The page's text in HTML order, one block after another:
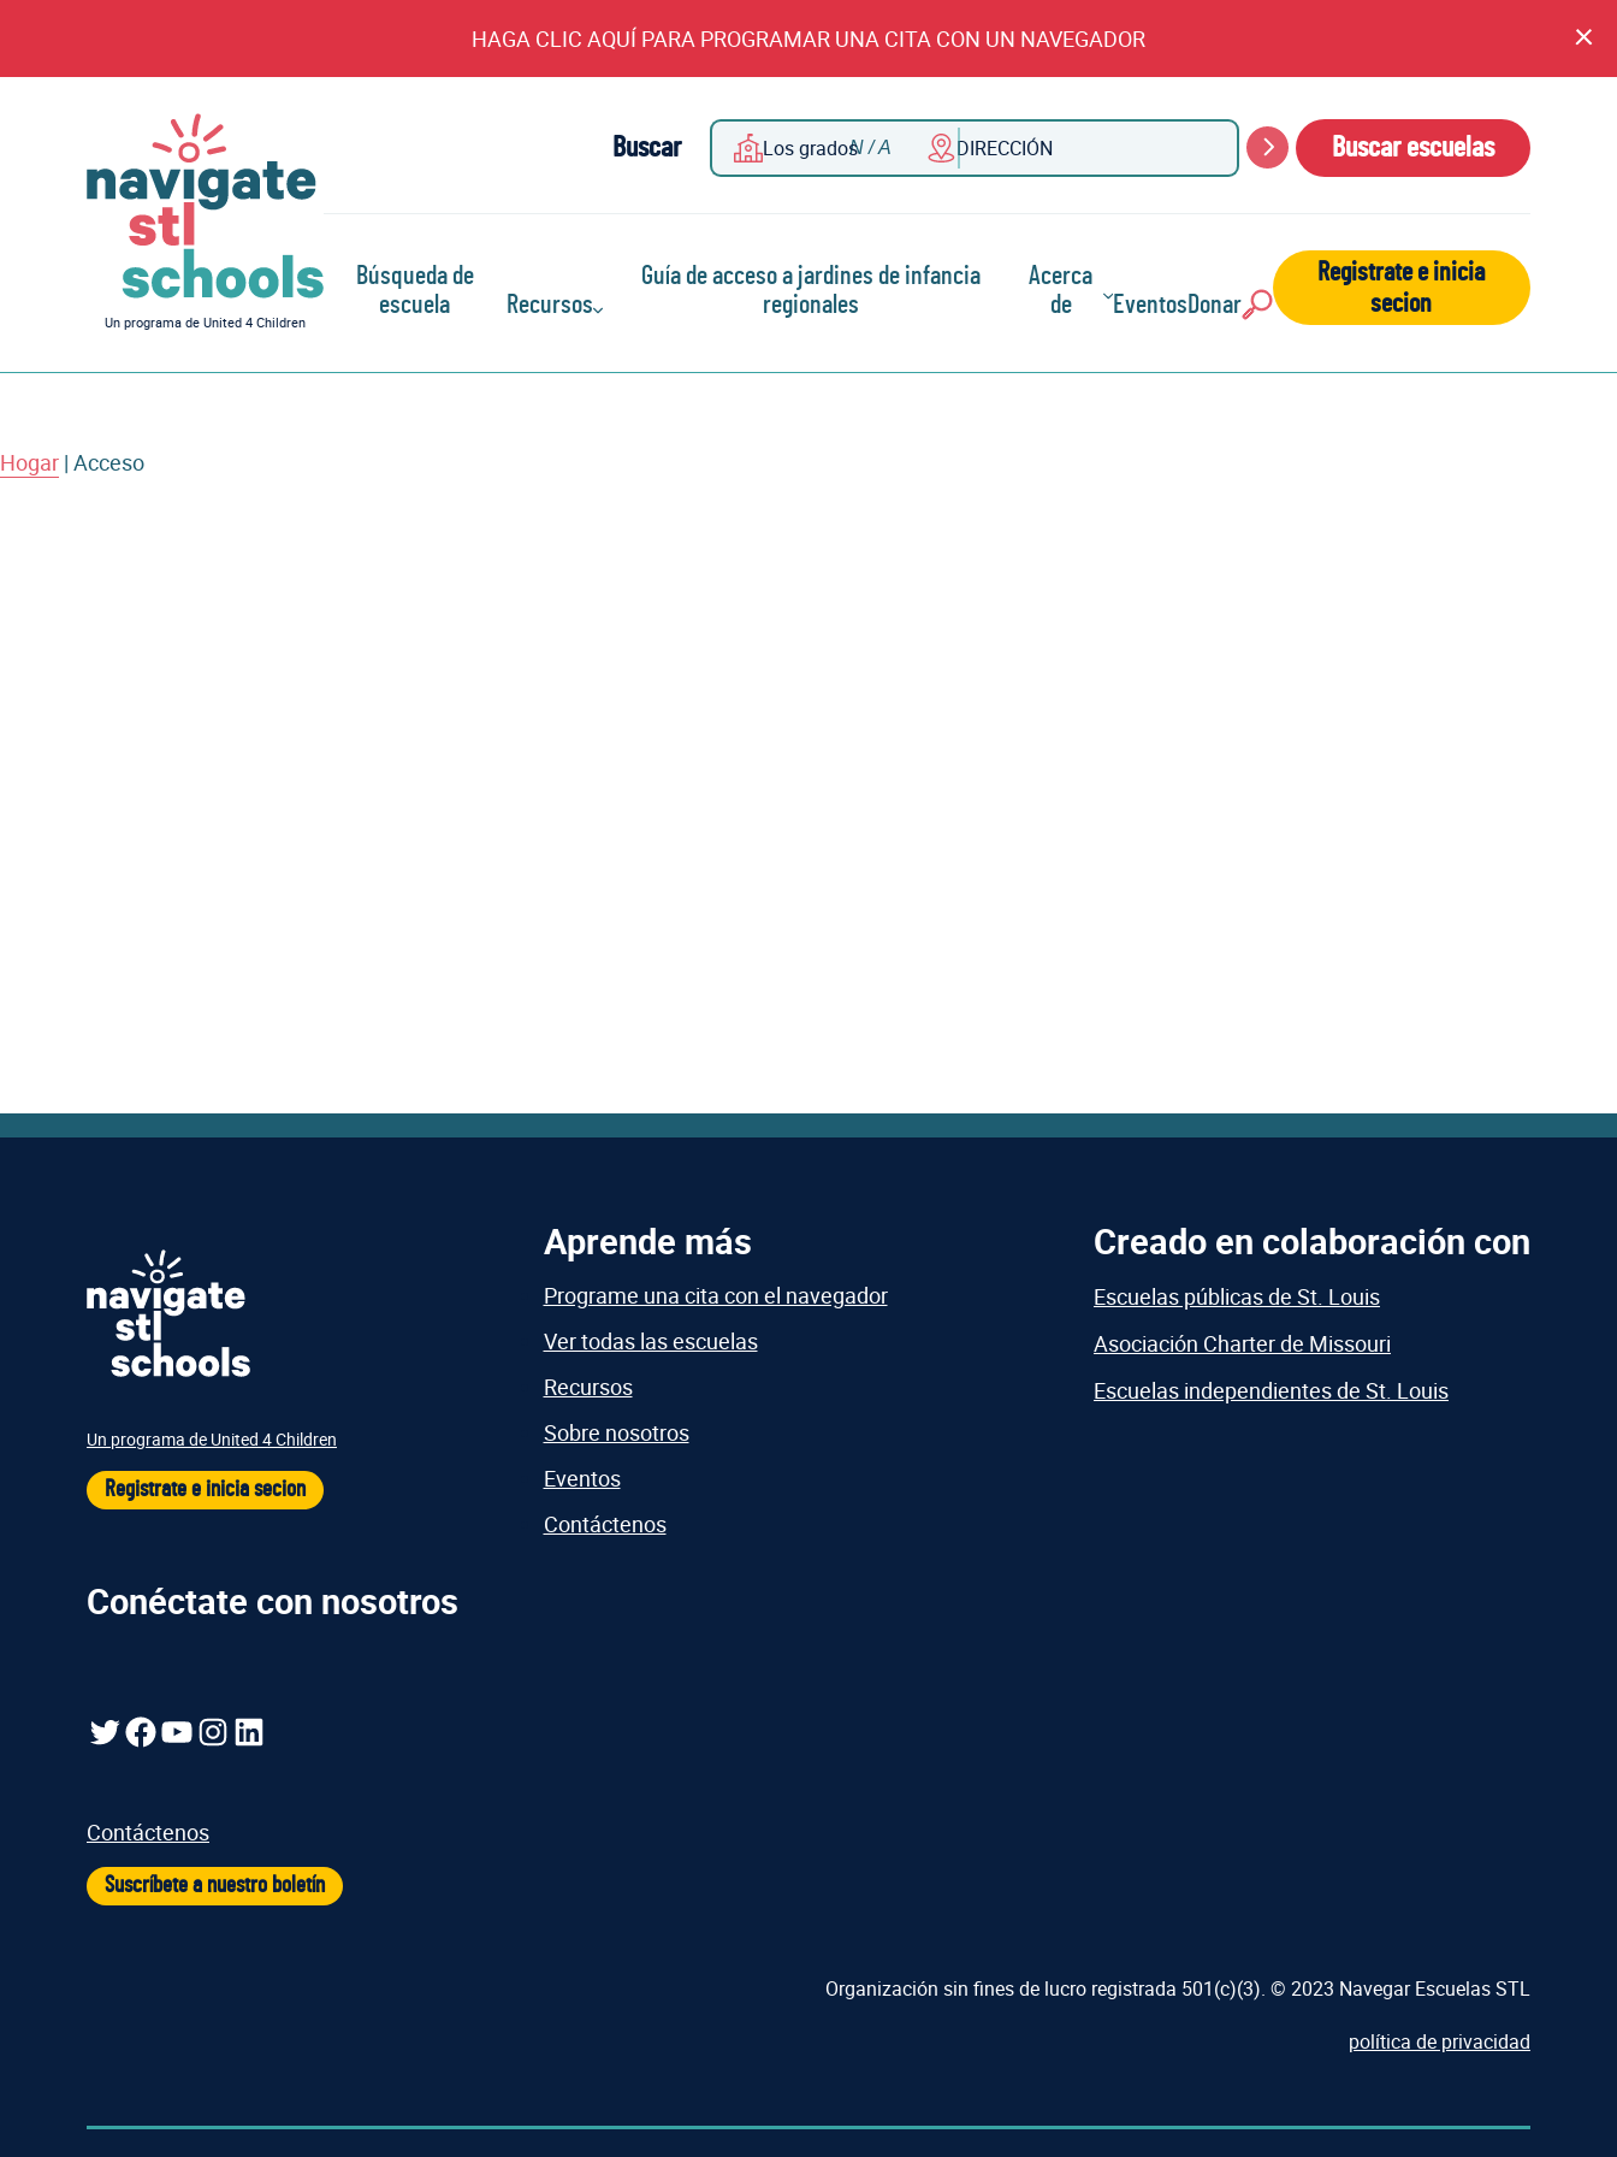
HAGA CLIC AQUÍ PARA PROGRAMAR UNA CITA CON UN NAVEGADOR
Navegar
las
STL
Un programa de United 4 Children
Buscar Los grados DIRECCIÓN Buscar Buscar escuelas
Búsqueda de
escuela
Recursos
Guía de acceso a jardines de infancia
regionales
Acerca
de
EventosDonarBuscar:
Registrate e inicia
secion
Hogar | Acceso
Un programa de United 4 Children
Registrate e inicia secion
Aprende más
Programe una cita con el navegador
Ver todas las escuelas
Recursos
Sobre nosotros
Eventos
Contáctenos
Creado en colaboración con
Escuelas públicas de St. Louis
Asociación Charter de Missouri
Escuelas independientes de St. Louis
Conéctate con nosotros
Gorjeo
Facebook
YouTube
Instagram
LinkedIn
Contáctenos
Suscríbete a nuestro boletín
Organización sin fines de lucro registrada 501(c)(3). © 2023 Navegar Escuelas STL
política de privacidad